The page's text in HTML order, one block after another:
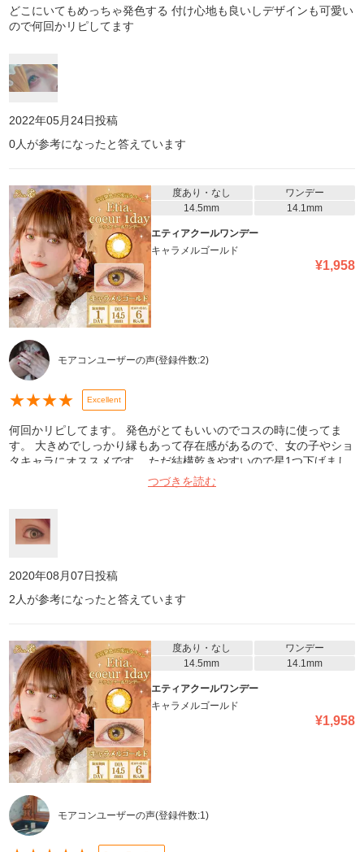
どこにいてもめっちゃ発色する 付け心地も良いしデザインも可愛い
ので何回かリピしてます
2022年05月24日投稿
0人が参考になったと答えています
度あり・なし
ワンデー
14.5mm
14.1mm
エティアクールワンデー
キャラメルゴールド
¥1,958
モアコンユーザーの声(登録件数:2)
★★★★ Excellent
何回かリピしてます。 発色がとてもいいのでコスの時に使ってま
す。 大きめでしっかり縁もあって存在感があるので、女の子やショ
タキャラにオススメです。 ただ結構乾きやすいので星1つ下げまし
つづきを読む
2020年08月07日投稿
2 人が参考になったと答えています
度あり・なし
ワンデー
14.5mm
14.1mm
エティアクールワンデー
キャラメルゴールド
¥1,958
モアコンユーザーの声(登録件数:1)